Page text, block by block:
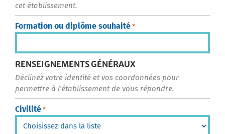
cet établissement.
Formation ou diplôme souhaité *
RENSEIGNEMENTS GÉNÉRAUX
Déclinez votre identité et vos coordonnées pour
permettre à l'établissement de vous répondre.
Civilité *